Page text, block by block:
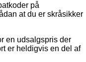
på
at du er skråsikker
en udsalgspris der
er heldigvis en del af